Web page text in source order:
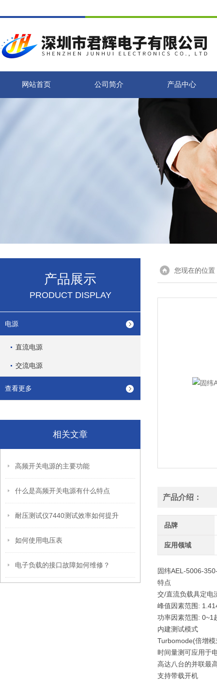
网站首页 公司简介 产品中心
产品展示
PRODUCT DISPLAY
电源
直流电源
交流电源
查看更多
相关文章
高频开关电源的主要功能
什么是高频开关电源有什么特点
耐压测试仪7440测试效率如何提升
如何使用电压表
电子负载的接口故障如何维修？
您现在的位置
产品介绍：
品牌
应用领域
固纬AEL-5006-
特点
交/直流负载具定电
峰值因素范围:
功率因素范围: 0~1
内建测试模式
Turbomode(倍增模
时间量测可应用于
高达八台的并联最
支持带载开机